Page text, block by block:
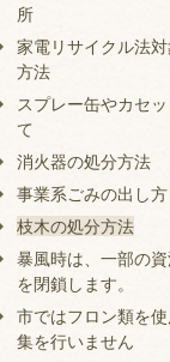
所
家電リサイクル法
方法
スプレー缶やカセ
て
消火器の処分方法
事業系ごみの出し方
枝木の処分方法
暴風時は、一部の
を閉鎖します。
市ではフロン類を
集を行いません